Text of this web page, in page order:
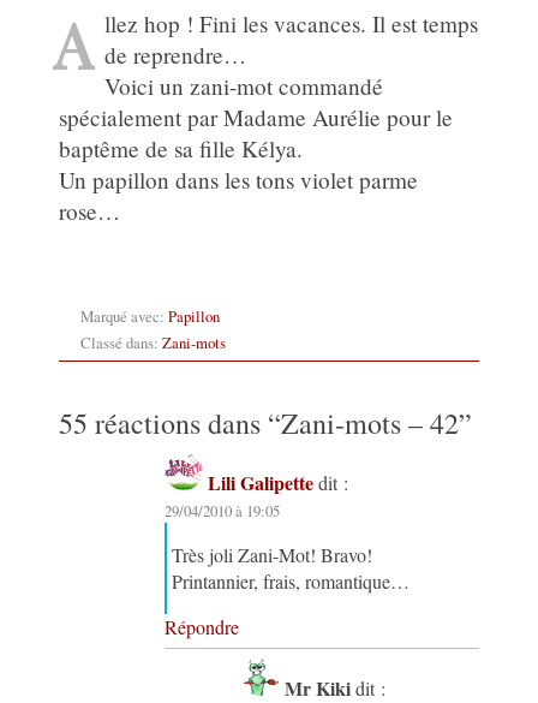
A llez hop ! Fini les vacances. Il est temps
de reprendre…
Voici un zani-mot commandé
spécialement par Madame Aurélie pour le
baptême de sa fille Kélya.
Un papillon dans les tons violet parme
rose…
Marqué avec: Papillon
Classé dans: Zani-mots
55 réactions dans “Zani-mots – 42”
Lili Galipette dit :
29/04/2010 à 19:05
Très joli Zani-Mot! Bravo!
Printannier, frais, romantique…
Répondre
Mr Kiki dit :